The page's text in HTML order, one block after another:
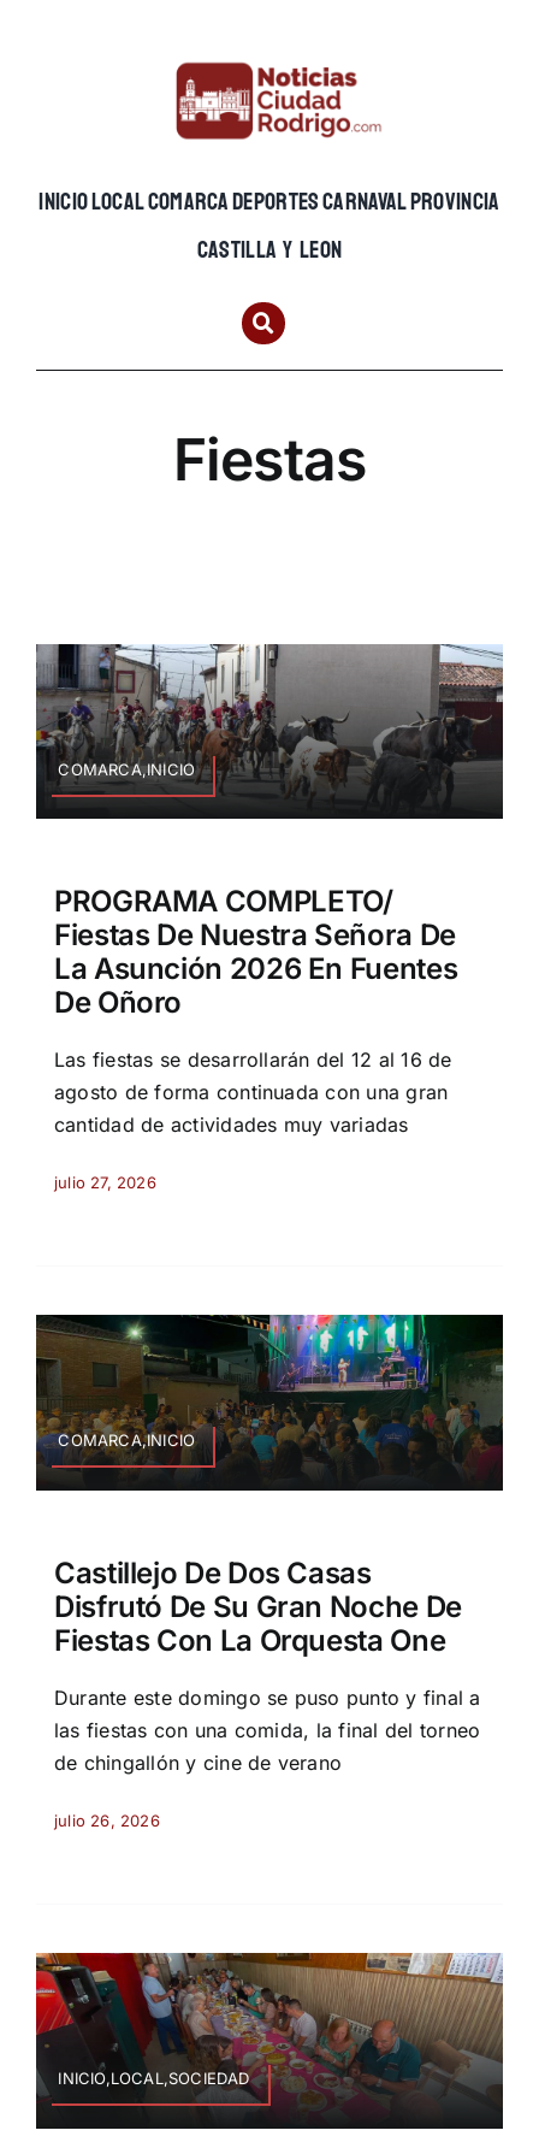
INICIOLOCALCOMARCADEPORTESCARNAVALPROVINCIA
CASTILLA Y LEON
Fiestas
COMARCA,INICIO
PROGRAMA COMPLETO/
Fiestas De Nuestra Señora De
La Asunción 2026 En Fuentes
De Oñoro
Las fiestas se desarrollarán del 12 al 16 de
agosto de forma continuada con una gran
cantidad de actividades muy variadas
julio 27, 2026
COMARCA,INICIO
Castillejo De Dos Casas
Disfrutó De Su Gran Noche De
Fiestas Con La Orquesta One
Durante este domingo se puso punto y final a
las fiestas con una comida, la final del torneo
de chingallón y cine de verano
julio 26, 2026
INICIO,LOCAL,SOCIEDAD